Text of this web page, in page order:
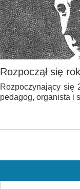
Rozpoczął się
Rozpoczynający się
pedagog, organista i